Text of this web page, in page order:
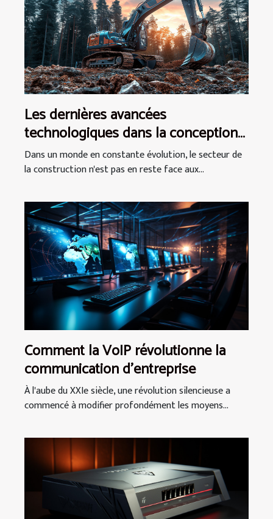
Les dernières avancées
technologiques dans la conception
des mini pelles et leur impact sur
l'efficacité des chantiers
Dans un monde en constante évolution, le secteur de
la construction n'est pas en reste face aux...
Comment la VoIP révolutionne la
communication d'entreprise
À l'aube du XXIe siècle, une révolution silencieuse a
commencé à modifier profondément les moyens...